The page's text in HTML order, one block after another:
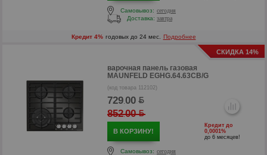
р
Самовывоз: сегодня
Доставка: завтра
Кредит 4% годовых до 24 мес. Подробнее
СКИДКА 14%
варочная панель газовая
MAUNFELD EGHG.64.63CB/G
(код товара 112102)
729.00
852.00
В КОРЗИНУ!
Кредит до
0,0001%
до 6 месяцев!
Самовывоз: сегодня